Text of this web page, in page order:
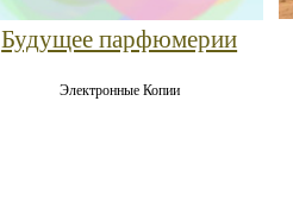
Будущее парфюмерии
Электронные Копии